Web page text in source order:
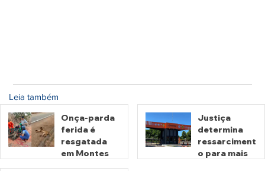
Leia também
Onça-parda
ferida é
resgatada
em Montes
Justiça
determina
ressarciment
o para mais